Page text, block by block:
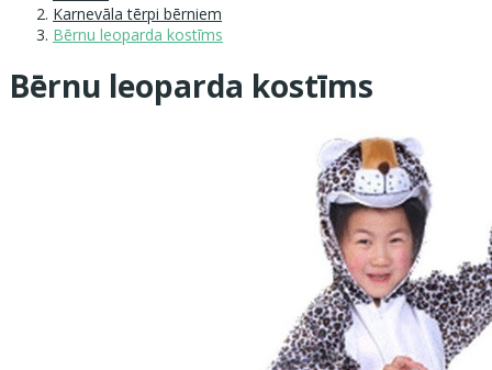
Karnevāla tērpi bērniem
Bērnu leoparda kostīms
Bērnu leoparda kostīms